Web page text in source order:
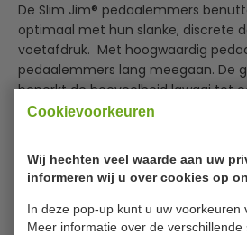
Cookievoorkeuren
Wij hechten veel waarde aan uw
informeren wij u over cookies op
In deze pop-up kunt u uw voorkeuren
Meer informatie over de
De Slim Jim® pedaalemmers
optimaal met hun slanke, discrete
voetafdruk. Met hoogwaardig
pedaalemmers lang meegaan. De
beperkt de hoeveelheid lawaai tot
draagt bij aan een veilige en
en zorginstellingen.
Intern scharnier voorkomt
Factory Mutual en TUV
Lees meer
Specificaties
Model
GL028